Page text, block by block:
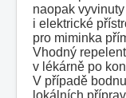
naopak
i elektrické
pro miminka
Vhodný
v lékárně po
V případě
lokálních